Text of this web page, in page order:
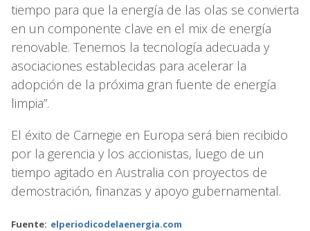
tiempo para que la energía de las olas se convierta
en un componente clave en el mix de energía
renovable. Tenemos la tecnología adecuada y
asociaciones establecidas para acelerar la
adopción de la próxima gran fuente de energía
limpia”.
El éxito de Carnegie en Europa será bien recibido
por la gerencia y los accionistas, luego de un
tiempo agitado en Australia con proyectos de
demostración, finanzas y apoyo gubernamental.
Fuente: elperiodicodelaenergia.com